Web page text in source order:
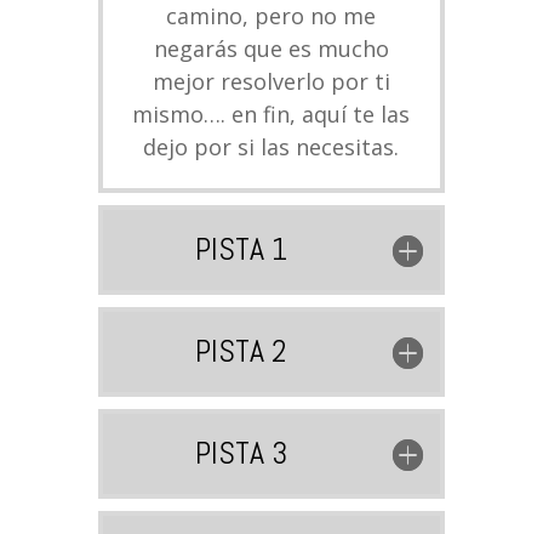
camino, pero no me
negarás que es mucho
mejor resolverlo por ti
mismo…. en fin, aquí te las
dejo por si las necesitas.
PISTA 1
PISTA 2
PISTA 3